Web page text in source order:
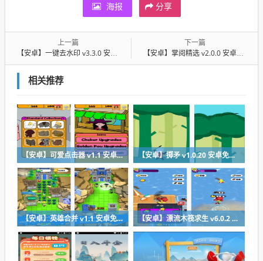
海报 分享
上一篇
【安卓】一键去水印 v3.3.0 安卓绿色版
下一篇
【安卓】掌阅精选 v2.0.0 安卓最新版
相关推荐
【安卓】可爱点击器 v1.1 安卓最新版下载 【安卓】掷矛 v1.0.20 安卓免费在线玩
【安卓】英雄合并 v1.1 安卓免费版下载 【安卓】漂流木筏求生 v6.0.2 安卓福利版下载